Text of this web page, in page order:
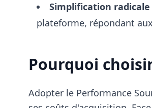
Simplification radicale
plateforme, répondant
Pourquoi
Adopter le Performance